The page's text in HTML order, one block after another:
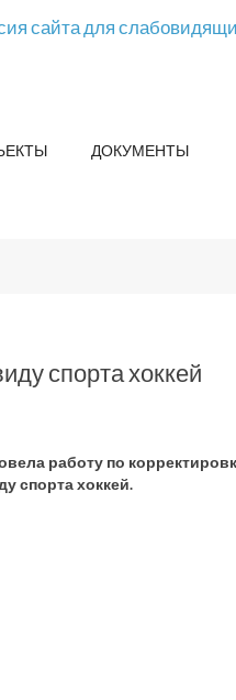
сайта для
ДОКУМЕНТЫ
спорта хоккей
работу по
спорта хоккей.